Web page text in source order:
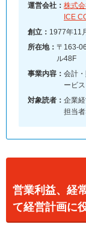
運営会社： 株式
ICE
創立： 1977年11
所在地： 〒163-
ル48F
事業内容： 会計
ービ
対象読者： 企業
担当
営業利益、経
て経営計画に